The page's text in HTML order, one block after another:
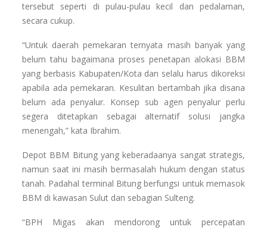
tersebut seperti di pulau-pulau kecil dan pedalaman,
secara cukup.
“Untuk daerah pemekaran ternyata masih banyak yang
belum tahu bagaimana proses penetapan alokasi BBM
yang berbasis Kabupaten/Kota dan selalu harus dikoreksi
apabila ada pemekaran. Kesulitan bertambah jika disana
belum ada penyalur. Konsep sub agen penyalur perlu
segera ditetapkan sebagai alternatif solusi jangka
menengah,” kata Ibrahim.
Depot BBM Bitung yang keberadaanya sangat strategis,
namun saat ini masih bermasalah hukum dengan status
tanah. Padahal terminal Bitung berfungsi untuk memasok
BBM di kawasan Sulut dan sebagian Sulteng.
“BPH Migas akan mendorong untuk percepatan